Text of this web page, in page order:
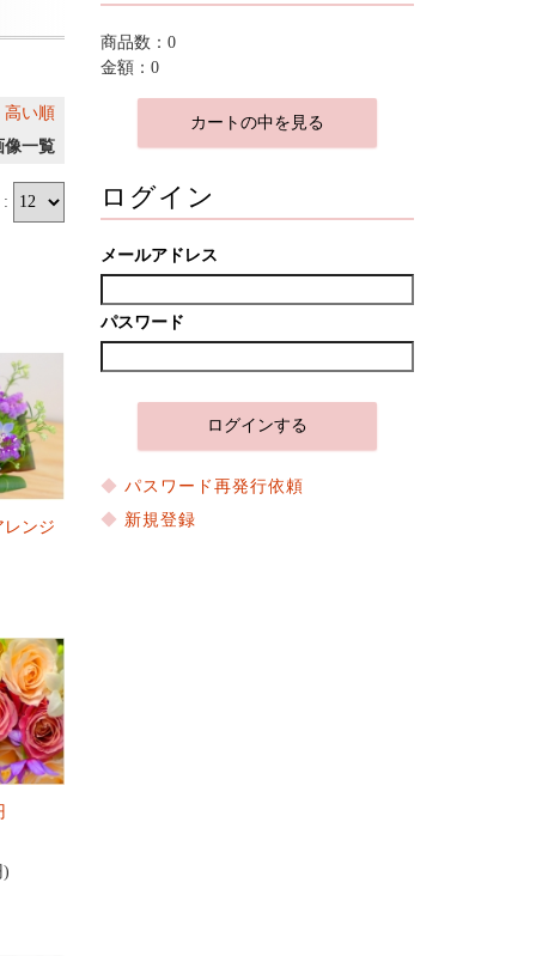
高い順
像一覧
:
レンジ
)
商品数：0
金額：0
カートの中を見る
ログイン
メールアドレス
パスワード
パスワード再発行依頼
新規登録